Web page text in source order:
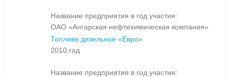
Название предприятия в год участия:
ОАО «Ангарская нефтехимическая компания»
Топливо дизельное «Евро»
2010 год
Название предприятия в год участия: